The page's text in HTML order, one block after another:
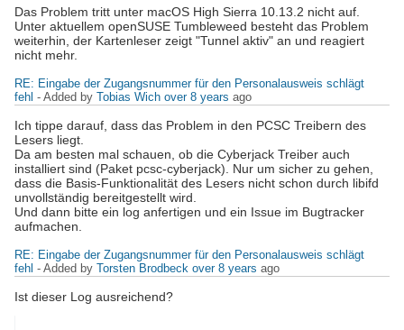
Das Problem tritt unter macOS High Sierra 10.13.2 nicht auf.
Unter aktuellem openSUSE Tumbleweed besteht das Problem
weiterhin, der Kartenleser zeigt "Tunnel aktiv" an und reagiert
nicht mehr.
RE: Eingabe der Zugangsnummer für den Personalausweis schlägt
fehl - Added by Tobias Wich over 8 years ago
Ich tippe darauf, dass das Problem in den PCSC Treibern des
Lesers liegt.
Da am besten mal schauen, ob die Cyberjack Treiber auch
installiert sind (Paket pcsc-cyberjack). Nur um sicher zu gehen,
dass die Basis-Funktionalität des Lesers nicht schon durch libifd
unvollständig bereitgestellt wird.
Und dann bitte ein log anfertigen und ein Issue im Bugtracker
aufmachen.
RE: Eingabe der Zugangsnummer für den Personalausweis schlägt
fehl - Added by Torsten Brodbeck over 8 years ago
Ist dieser Log ausreichend?